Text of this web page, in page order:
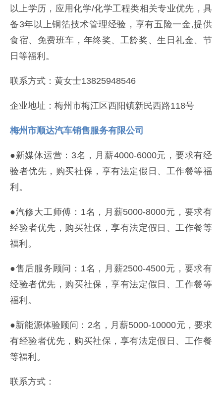
以上学历，应用化学/化学工程类相关专业优先，具
备3年以上铜箔技术管理经验，享有五险一金,提供
食宿、免费班车，年终奖、工龄奖、生日礼金、节
日等福利。
联系方式：黄女士13825948546
企业地址：梅州市梅江区西阳镇新民西路118号
梅州市顺达汽车销售服务有限公司
●新媒体运营：3名，月薪4000-6000元，要求有经
验者优先，购买社保，享有法定假日、工作餐等福
利。
●汽修大工师傅：1名，月薪5000-8000元，要求有
经验者优先，购买社保，享有法定假日、工作餐等
福利。
●售后服务顾问：1名，月薪2500-4500元，要求有
经验者优先，购买社保，享有法定假日、工作餐等
福利。
●新能源体验顾问：2名，月薪5000-10000元，要求
有经验者优先，购买社保，享有法定假日、工作餐
等福利。
联系方式：